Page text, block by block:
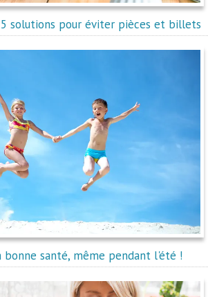
solutions pour éviter pièces et billets
bonne santé, même pendant l'été !